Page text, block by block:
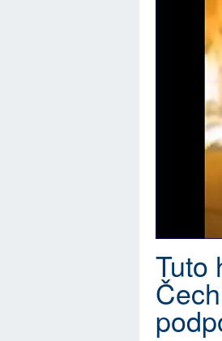
Tuto